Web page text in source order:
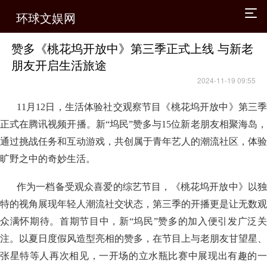
环球文娱网
赞多《桃花坞开放中》第三季正式上线 与新老
朋友开启生活旅途
2024-11-19 09:55
11月12日，生活体验社交观察节目《桃花坞开放中》第三季
正式在腾讯视频开播。新“坞民”赞多与15位新老朋友相聚海岛，
通过挑战任务和互动游戏，共创属于青年艺人的潮流社区，体验
旷野之中的奇妙生活。
作为一档备受观众喜爱的综艺节目，《桃花坞开放中》以独
特的视角展现年轻人潮流社交状态，第三季的开播更是让无数观
众满怀期待。首期节目中，新“坞民”赞多的加入便引发广泛关
注。以夏日度假风造型亮相的赞多，在节目上与老朋友甘望星、
张星特等人再次相见，一开场的立水瓶比赛中展现出有趣的一